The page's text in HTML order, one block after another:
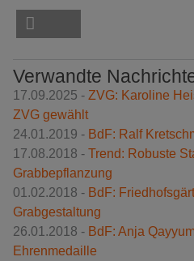
Verwandte
17.09.2025 - ZVG: Karoline
ZVG gewählt
24.01.2019 - BdF: Ralf
17.08.2018 - Trend: Robuste
Grabbepflanzung
01.02.2018 - BdF:
Grabgestaltung
26.01.2018 - BdF: Anja
Ehrenmedaille